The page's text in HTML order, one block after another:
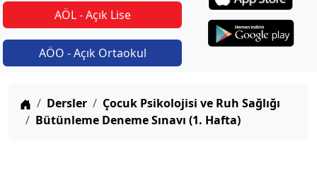
AÖL - Açık Lise
AÖO - Açık Ortaokul
Anasayfa
Dersler
Çocuk Psikolojisi ve Ruh Sağlığı
Bütünleme Deneme Sınavı (1. Hafta)